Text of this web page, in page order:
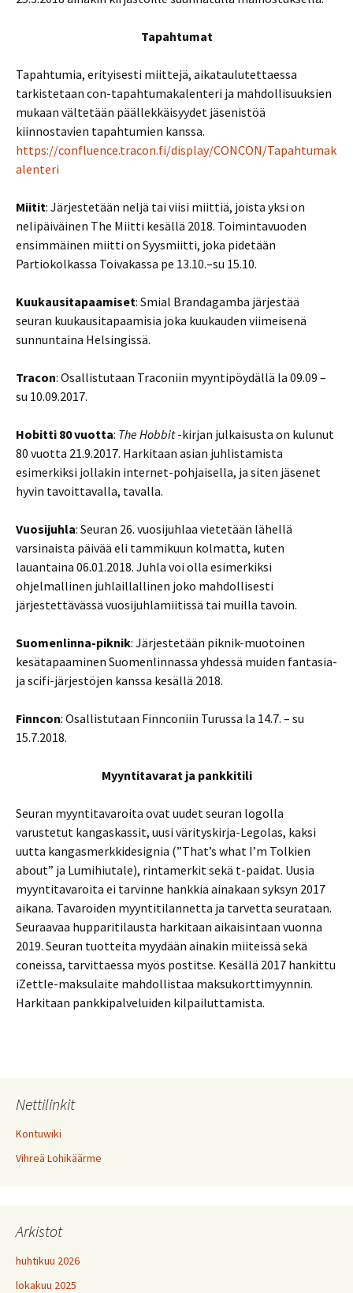
Tapahtumat
Tapahtumia, erityisesti miittejä, aikataulutettaessa
tarkistetaan con-tapahtumakalenteri ja mahdollisuuksien
mukaan vältetään päällekkäisyydet jäsenistöä
kiinnostavien tapahtumien kanssa.
https://confluence.tracon.fi/display/CONCON/Tapahtumak
alenteri
Miitit: Järjestetään neljä tai viisi miittiä, joista yksi on
nelipäiväinen The Miitti kesällä 2018. Toimintavuoden
ensimmäinen miitti on Syysmiitti, joka pidetään
Partiokolkassa Toivakassa pe 13.10.–su 15.10.
Kuukausitapaamiset: Smial Brandagamba järjestää
seuran kuukausitapaamisia joka kuukauden viimeisenä
sunnuntaina Helsingissä.
Tracon: Osallistutaan Traconiin myyntipöydällä la 09.09 –
su 10.09.2017.
Hobitti 80 vuotta: The Hobbit-kirjan julkaisusta on kulunut
80 vuotta 21.9.2017. Harkitaan asian juhlistamista
esimerkiksi jollakin internet-pohjaisella, ja siten jäsenet
hyvin tavoittavalla, tavalla.
Vuosijuhla: Seuran 26. vuosijuhlaa vietetään lähellä
varsinaista päivää eli tammikuun kolmatta, kuten
lauantaina 06.01.2018. Juhla voi olla esimerkiksi
ohjelmallinen juhlaillallinen joko mahdollisesti
järjestettävässä vuosijuhlamiitissä tai muilla tavoin.
Suomenlinna-piknik: Järjestetään piknik-muotoinen
kesätapaaminen Suomenlinnassa yhdessä muiden fantasia-
ja scifi-järjestöjen kanssa kesällä 2018.
Finncon: Osallistutaan Finnconiin Turussa la 14.7. – su
15.7.2018.
Myyntitavarat ja pankkitili
Seuran myyntitavaroita ovat uudet seuran logolla
varustetut kangaskassit, uusi värityskirja-Legolas, kaksi
uutta kangasmerkkidesignia (”That’s what I’m Tolkien
about” ja Lumihiutale), rintamerkit sekä t-paidat. Uusia
myyntitavaroita ei tarvinne hankkia ainakaan syksyn 2017
aikana. Tavaroiden myyntitilannetta ja tarvetta seurataan.
Seuraavaa hupparitilausta harkitaan aikaisintaan vuonna
2019. Seuran tuotteita myydään ainakin miiteissä sekä
coneissa, tarvittaessa myös postitse. Kesällä 2017 hankittu
iZettle-maksulaite mahdollistaa maksukorttimyynnin.
Harkitaan pankkipalveluiden kilpailuttamista.
Nettilinkit
Kontuwiki
Vihreä Lohikäärme
Arkistot
huhtikuu 2026
lokakuu 2025